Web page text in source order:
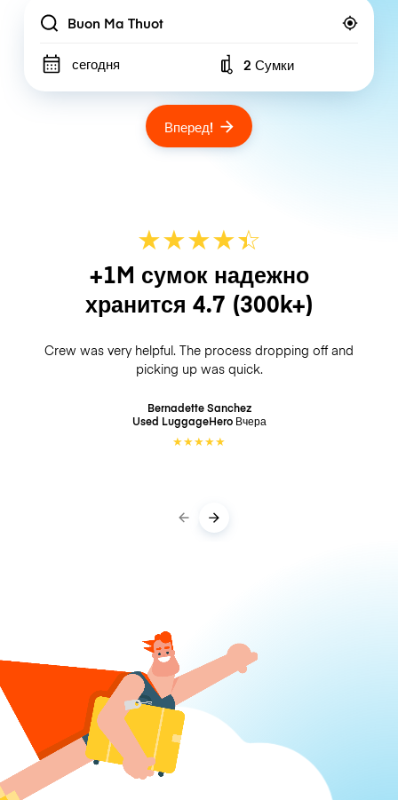
Location
сегодня Number of bags
2 Сумки
Вперед!
★★★★☆
★
+1M сумок надежно
хранится 4.7 (300k+)
Crew was very helpful. The process dropping off and
picking up was quick.
Bernadette Sanchez
Used LuggageHero Вчера
★★★★★